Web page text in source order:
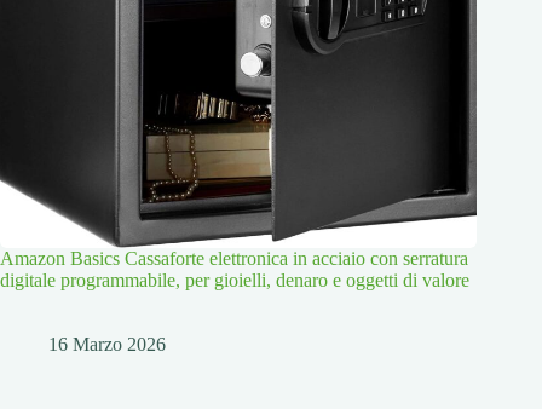
Amazon Basics Cassaforte elettronica in acciaio con serratura
digitale programmabile, per gioielli, denaro e oggetti di valore
16 Marzo 2026